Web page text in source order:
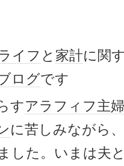
イフ と 家計に関
ログです
すアラフィフ主婦
に苦しみながら、
した。いまは夫